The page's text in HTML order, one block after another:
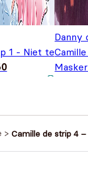
1 - Niet te
Danny
> Camille de strip 4